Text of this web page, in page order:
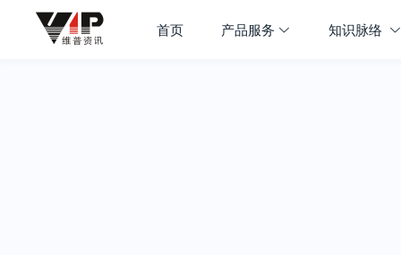
首页 产品服务 知识脉络